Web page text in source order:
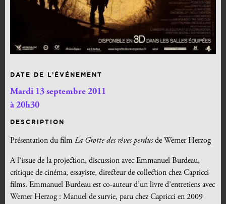
DATE DE L’ÉVÉNEMENT
Mardi 13 septembre 2011
à 20h30
DESCRIPTION
Présentation du film La Grotte des rêves perdusde Werner Herzog
A l’issue de la projection, discussion avec Emmanuel Burdeau,
critique de cinéma, essayiste, directeur de collection chez Capricci
films. Emmanuel Burdeau est co-auteur d’un livre d’entretiens avec
Werner Herzog : Manuel de survie, paru chez Capricci en 2009